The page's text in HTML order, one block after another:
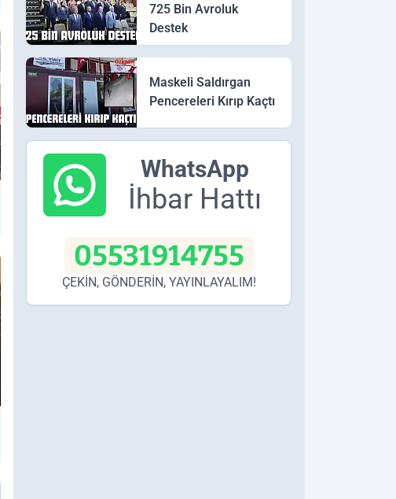
725 Bin Avroluk
Destek
Maskeli Saldırgan
Pencereleri Kırıp Kaçtı
WhatsApp
İhbar Hattı
05531914755
ÇEKİN, GÖNDERİN, YAYINLAYALIM!